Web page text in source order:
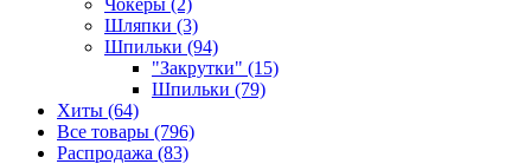
Шляпки (3)
Шпильки (94)
"Закрутки" (15)
Шпильки (79)
Хиты (64)
Все товары (796)
Распродажа (83)